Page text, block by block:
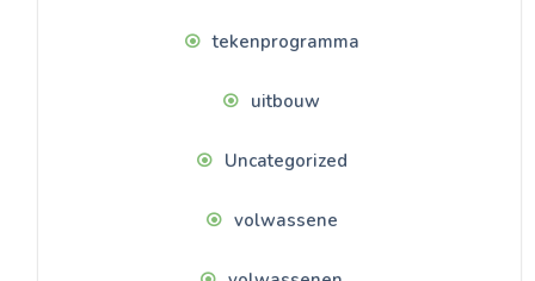
tekenprogramma
uitbouw
Uncategorized
volwassene